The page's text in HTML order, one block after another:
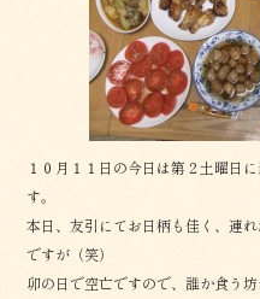
o
k
１０月１１日の今日は第２土曜日
す。
本日、友引にてお日柄も佳く、連
ですが（笑）
卯の日で空亡ですので、誰か食う